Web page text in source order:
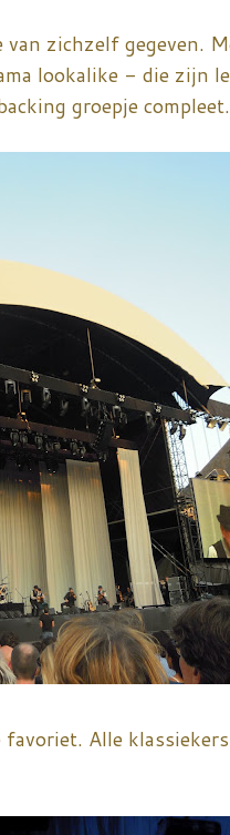
zichzelf gegeven.
lookalike - die zijn
groepje compleet.
Alle